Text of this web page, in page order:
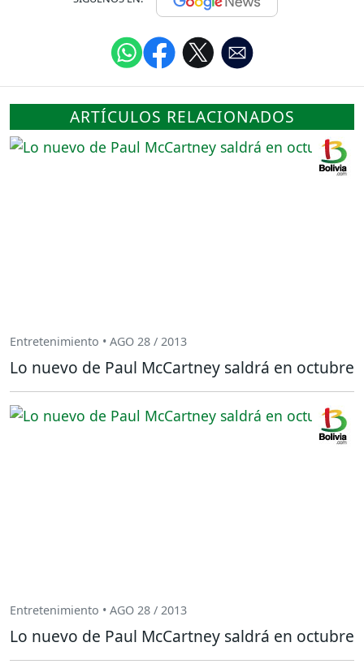
ARTÍCULOS RELACIONADOS
Entretenimiento • AGO 28 / 2013
Lo nuevo de Paul McCartney saldrá en octubre
Entretenimiento • AGO 28 / 2013
Lo nuevo de Paul McCartney saldrá en octubre